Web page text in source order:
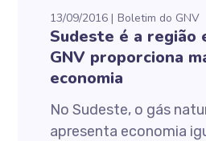
13/09/2016 Boletim do GNV
Sudeste é a região
GNV proporciona
economia
No Sudeste, o gás
apresenta economia